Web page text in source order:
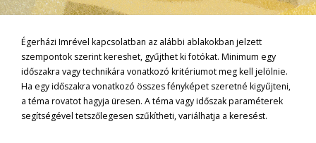
Égerházi Imrével kapcsolatban az alábbi ablakokban jelzett
szempontok szerint kereshet, gyűjthet ki fotókat. Minimum egy
időszakra vagy technikára vonatkozó kritériumot meg kell jelölnie.
Ha egy időszakra vonatkozó összes fényképet szeretné kigyűjteni,
a téma rovatot hagyja üresen. A téma vagy időszak paraméterek
segítségével tetszőlegesen szűkítheti, variálhatja a keresést.